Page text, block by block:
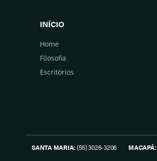
INÍCIO
Home
Filosofia
Escritórios
SANTA MARIA: (55) 3026-3206 MACAPÁ: